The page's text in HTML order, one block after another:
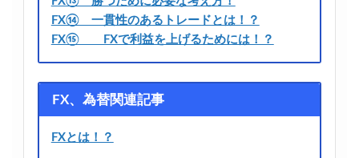
FX⑭ 一貫性のあるトレードとは！？
FX⑮ FXで利益を上げるためには！？
FX、為替関連記事
FXとは！？